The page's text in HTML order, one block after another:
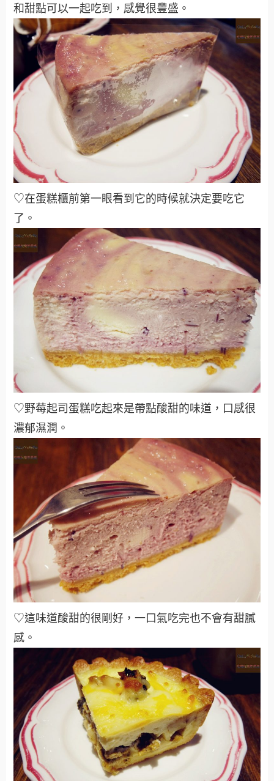
和甜點可以一起吃到，感覺很豐盛。
♡在蛋糕櫃前第一眼看到它的時候就決定要吃它
了。
♡野莓起司蛋糕吃起來是帶點酸甜的味道，口感很
濃郁濕潤。
♡這味道酸甜的很剛好，一口氣吃完也不會有甜膩
感。